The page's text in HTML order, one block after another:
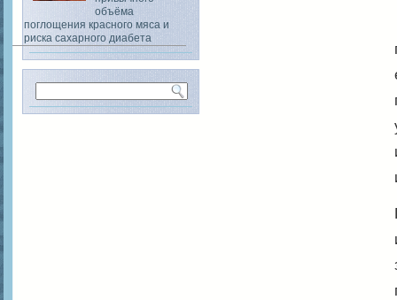
объёма
поглощения красного мяса и
риска сахарного диабета